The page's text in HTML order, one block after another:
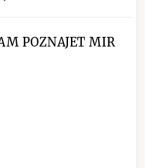
POZNAJET MIR